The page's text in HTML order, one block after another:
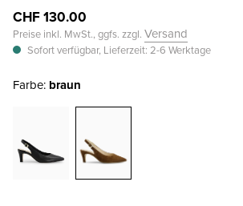
CHF 130.00
Preise inkl. MwSt., ggfs. zzgl. Versand
Sofort verfügbar, Lieferzeit: 2-6 Werktage
Farbe: braun